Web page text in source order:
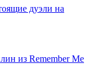
дуэли на
из Remember Me